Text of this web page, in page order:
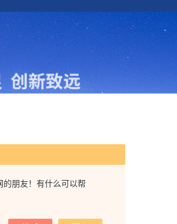
的朋友！有什么可以帮
流阀DBDS10P1X/-400现